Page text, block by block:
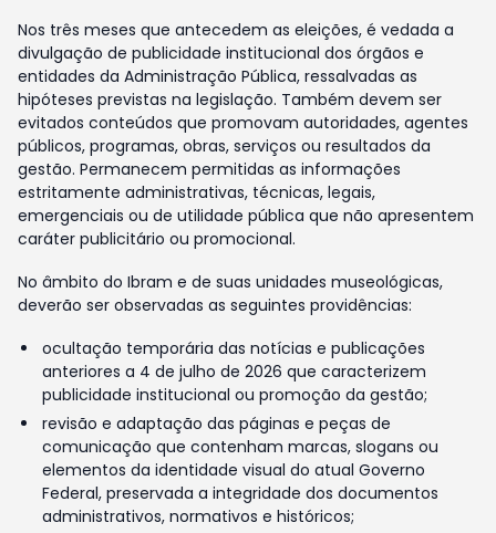
Nos três meses que antecedem as eleições, é vedada a
divulgação de publicidade institucional dos órgãos e
entidades da Administração Pública, ressalvadas as
hipóteses previstas na legislação. Também devem ser
evitados conteúdos que promovam autoridades, agentes
públicos, programas, obras, serviços ou resultados da
gestão. Permanecem permitidas as informações
estritamente administrativas, técnicas, legais,
emergenciais ou de utilidade pública que não apresentem
caráter publicitário ou promocional.
No âmbito do Ibram e de suas unidades museológicas,
deverão ser observadas as seguintes providências:
ocultação temporária das notícias e publicações
anteriores a 4 de julho de 2026 que caracterizem
publicidade institucional ou promoção da gestão;
revisão e adaptação das páginas e peças de
comunicação que contenham marcas, slogans ou
elementos da identidade visual do atual Governo
Federal, preservada a integridade dos documentos
administrativos, normativos e históricos;